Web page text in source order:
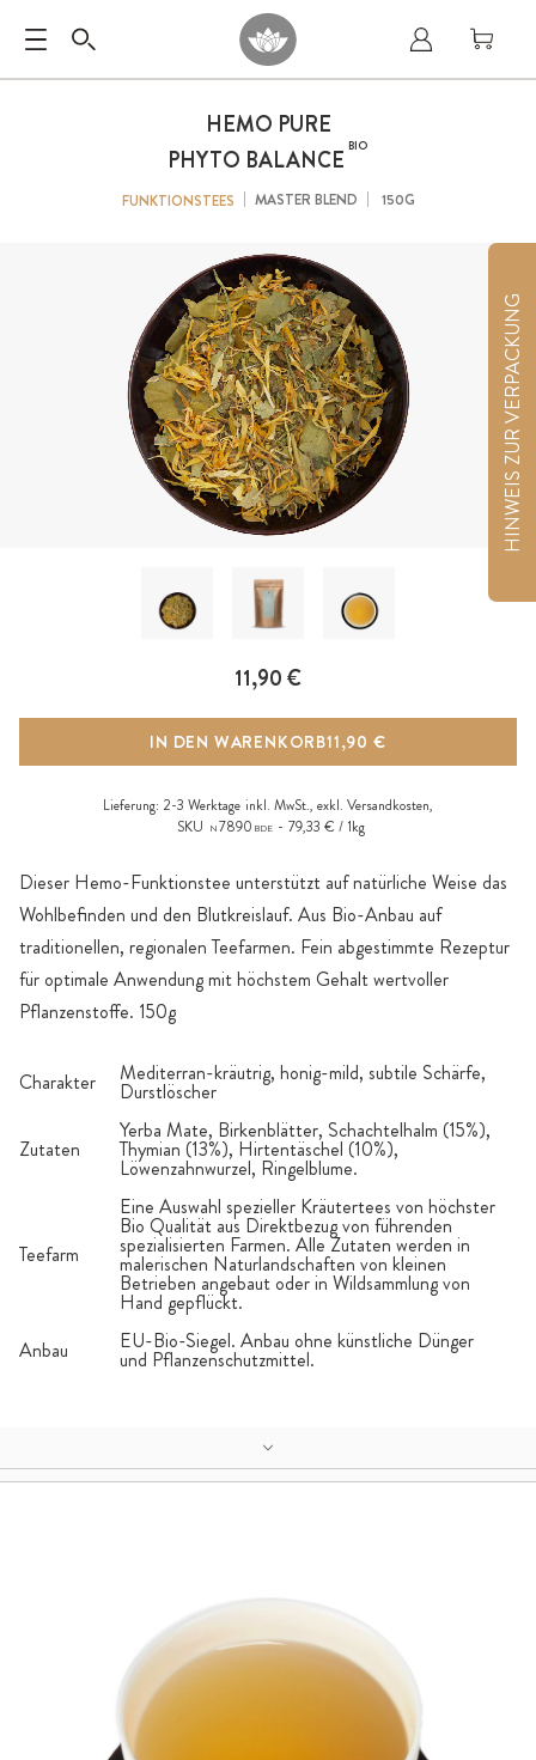
HINWEIS ZUR VERPACKUNG
HEMO PURE
PHYTO BALANCEBIO
FUNKTIONSTEES MASTER BLEND 150G
Dieser Hemo-Funktionstee unterstützt auf natürliche Weise das
Wohlbefinden und den Blutkreislauf. Aus Bio-Anbau auf
traditionellen, regionalen Teefarmen. Fein abgestimmte Rezeptur
für optimale Anwendung mit höchstem Gehalt wertvoller
Pflanzenstoffe. 150g
Charakter Mediterran-kräutrig, honig-mild, subtile Schärfe,
Durstlöscher
Zutaten
Yerba Mate, Birkenblätter, Schachtelhalm (15%),
Thymian (13%), Hirtentäschel (10%),
Löwenzahnwurzel, Ringelblume.
Teefarm
Eine Auswahl spezieller Kräutertees von höchster
Bio Qualität aus Direktbezug von führenden
spezialisierten Farmen. Alle Zutaten werden in
malerischen Naturlandschaften von kleinen
Betrieben angebaut oder in Wildsammlung von
Hand gepflückt.
Anbau
EU-Bio-Siegel. Anbau ohne künstliche Dünger
und Pflanzenschutzmittel.
11,90 €
IN DEN WARENKORB11,90 €
Lieferung: 2-3 Werktage inkl. MwSt., exkl. Versandkosten,
SKU
N7890 BDE 79,33 € / 1kg